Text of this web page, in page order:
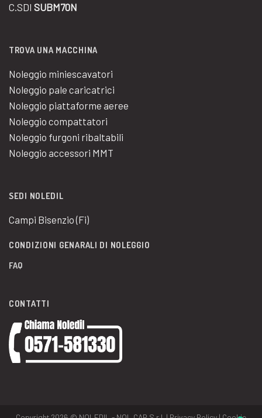
C.SDI SUBM70N
TROVA UNA MACCHINA
Noleggio miniescavatori
Noleggio pale caricatrici
Noleggio piattaforme aeree
Noleggio compattatori
Noleggio furgoni ribaltabili
Noleggio accessori MMT
SEDI NOLEDIL
Campi Bisenzio (Fi)
CONDIZIONI GENARALI DI NOLEGGIO
FAQ
CONTATTI